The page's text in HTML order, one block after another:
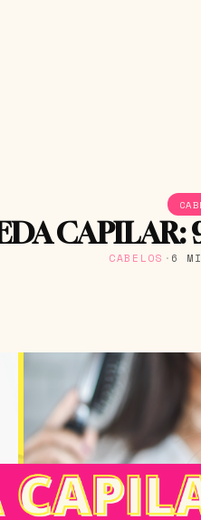
CAPILAR:
CABELOS · 6